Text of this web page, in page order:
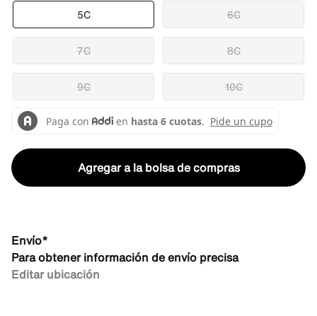
5C 6C
7C 8C
9C 10C
Agregar a la bolsa de compras
Envío*
Para obtener información de envío precisa
Editar ubicación